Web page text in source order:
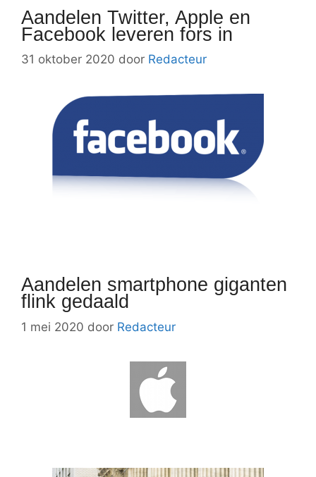
Aandelen Twitter, Apple en
Facebook leveren fors in
31 oktober 2020 door Redacteur
Aandelen smartphone giganten
flink gedaald
1 mei 2020 door Redacteur